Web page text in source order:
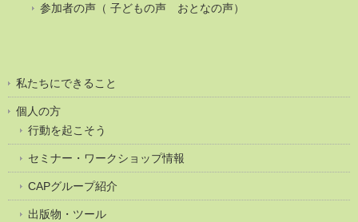
参加者の声（ 子どもの声 おとなの声）
私たちにできること
個人の方
行動を起こそう
セミナー・ワークショップ情報
CAPグループ紹介
出版物・ツール